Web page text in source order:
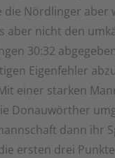
Nördlinger aber
aber nicht den
30:32
Eigenfehler
einer starken
Donauwörther
dann ihr
ersten drei